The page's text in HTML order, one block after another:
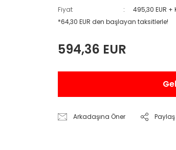
Fiyat
495,30 EUR +
*64,30 EUR den başlayan taksitlerle!
594,36 EUR
Arkadaşına Öner Paylaş